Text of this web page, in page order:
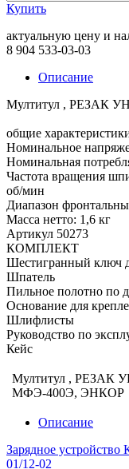
Купить
актуальную цену и
8 904 533-03-03
Описание
Мултитул , РЕЗАК
общие
Номинальное
Номинальная
Частота вращения
об/мин
Диапазон
Масса нетто: 1,6 кг
Артикул 50273
КОМПЛЕКТ
Шестигранный ключ
Шпатель
Пильное полотно по
Основание для
Шлифлисты
Руководство по
Кейс
Мултитул ,
МФЭ-400Э, ЭНКОР
Описание
Зарядное
01/12-02